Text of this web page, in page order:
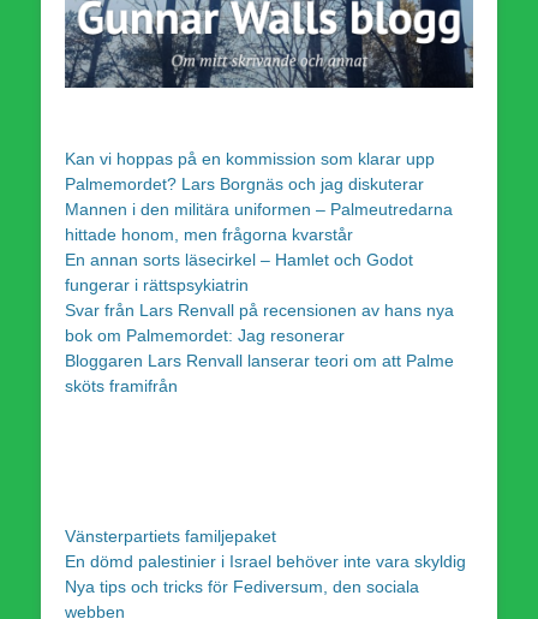
Kan vi hoppas på en kommission som klarar upp
Palmemordet? Lars Borgnäs och jag diskuterar
Mannen i den militära uniformen – Palmeutredarna
hittade honom, men frågorna kvarstår
En annan sorts läsecirkel – Hamlet och Godot
fungerar i rättspsykiatrin
Svar från Lars Renvall på recensionen av hans nya
bok om Palmemordet: Jag resonerar
Bloggaren Lars Renvall lanserar teori om att Palme
sköts framifrån
Vänsterpartiets familjepaket
En dömd palestinier i Israel behöver inte vara skyldig
Nya tips och tricks för Fediversum, den sociala
webben